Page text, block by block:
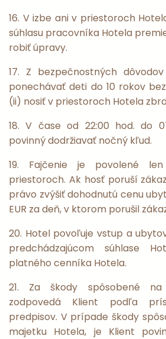
16. V izbe ani v priestoroch
súhlasu pracovníka Hotela
robiť úpravy.
17. Z bezpečnostných
ponechávať deti do 10 rokov
(ii) nosiť v priestoroch Hotela
18. V čase od 22:00 hod. do
povinný dodržiavať nočný kľud.
19. Fajčenie je povolené
priestoroch. Ak hosť poruší
právo zvýšiť dohodnutú cenu
EUR za deň, v ktorom porušil
20. Hotel povoľuje vstup a
predchádzajúcom súhlase
platného cenníka Hotela.
21. Za škody spôsobené
zodpovedá Klient podľa
predpisov. V prípade škody
majetku Hotela, je Klient